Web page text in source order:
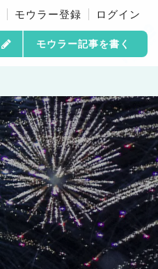
モウラー登録 ログイン
モウラー記事を書く